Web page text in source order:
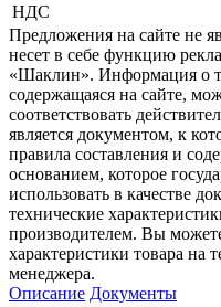
НДС
Предложения на сайте не
несет в себе функцию
«Шаклин». Информация о
содержащаяся на сайте,
соответствовать
является документом, к
правила составления и
основанием, которое
использовать в качестве
технические
производителем. Вы
характеристики товара на
менеджера.
Описание Документы